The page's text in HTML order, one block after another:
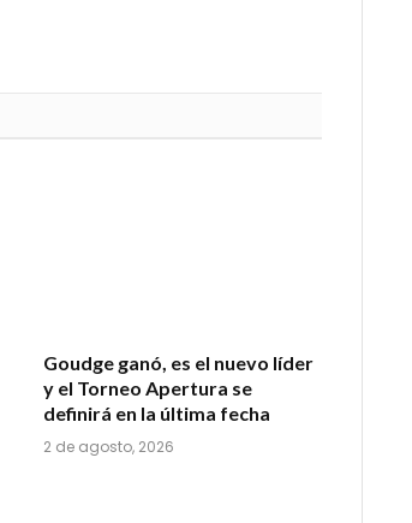
Goudge ganó, es el nuevo líder
y el Torneo Apertura se
definirá en la última fecha
2 de agosto, 2026